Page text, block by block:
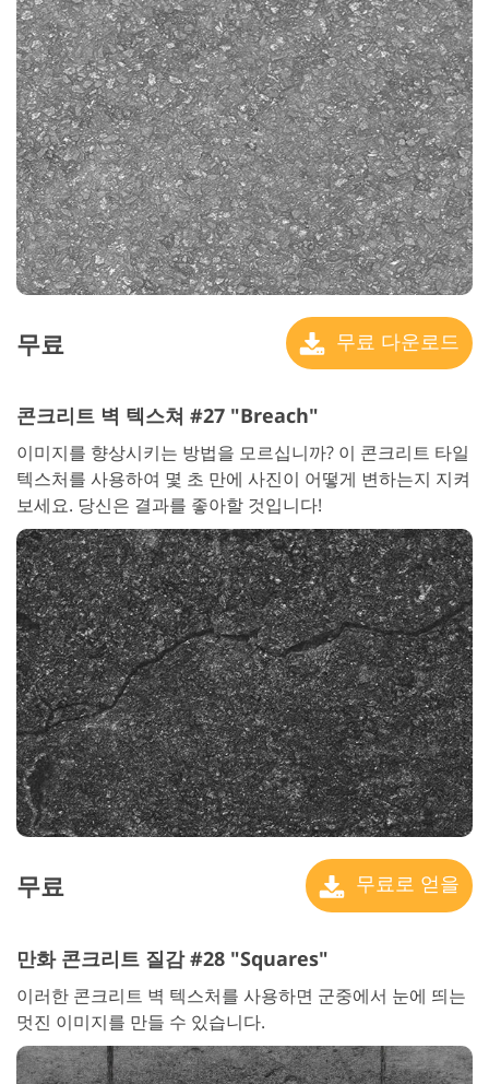
무료 무료 다운로드
콘크리트 벽 텍스쳐 #27 "Breach"
이미지를 향상시키는 방법을 모르십니까? 이 콘크리트 타일
텍스처를 사용하여 몇 초 만에 사진이 어떻게 변하는지 지켜
보세요. 당신은 결과를 좋아할 것입니다!
무료 무료로 얻을
만화 콘크리트 질감 #28 "Squares"
이러한 콘크리트 벽 텍스처를 사용하면 군중에서 눈에 띄는
멋진 이미지를 만들 수 있습니다.